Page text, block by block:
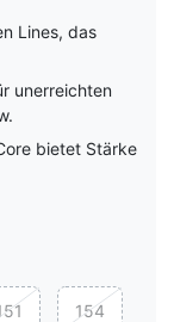
Lines, das
unerreichten
bietet Stärke
154